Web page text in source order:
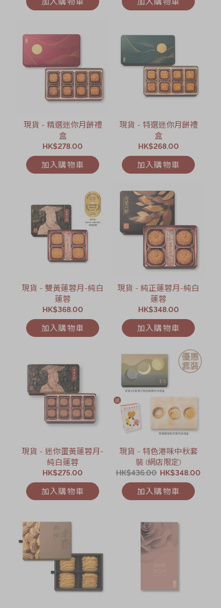
現貨 - 精選迷你月餅禮
盒
HK$278.00
加入購物車
現貨 - 特選迷你月餅禮
盒
HK$268.00
加入購物車
現貨 - 雙黃蓮蓉月-純白
蓮蓉
HK$368.00
加入購物車
現貨 - 純正蓮蓉月-純白
蓮蓉
HK$348.00
加入購物車
現貨 - 迷你蛋黃蓮蓉月-
純白蓮蓉
HK$275.00
加入購物車
現貨 - 特色港味中秋套
裝 (網店限定)
HK$348.00
HK$436.00
加入購物車